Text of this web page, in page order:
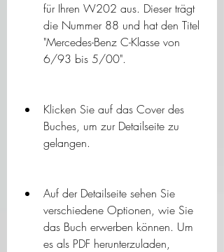
für Ihren W202 aus. Dieser trägt
die Nummer 88 und hat den Titel
"Mercedes-Benz C-Klasse von
6/93 bis 5/00".
Klicken Sie auf das Cover des
Buches, um zur Detailseite zu
gelangen.
Auf der Detailseite sehen Sie
verschiedene Optionen, wie Sie
das Buch erwerben können. Um
es als PDF herunterzuladen,